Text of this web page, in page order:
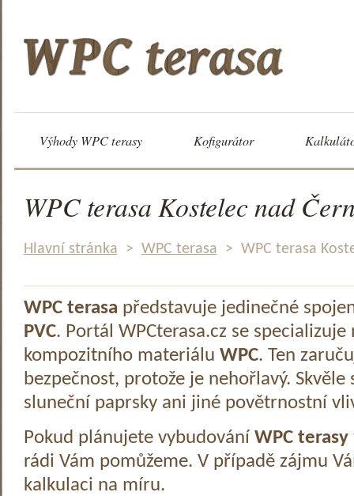
Výhody WPC terasy Kofigurátor
WPC terasa Kostelec nad
Hlavní stránka > WPC terasa > WPC terasa
WPC terasa představuje jedinečné
PVC. Portál WPCterasa.cz se specializuje
kompozitního materiálu WPC. Ten
bezpečnost, protože je nehořlavý.
sluneční paprsky ani jiné povětrnostní
Pokud plánujete vybudování WPC terasy
rádi Vám pomůžeme. V případě zájmu
kalkulaci na míru.